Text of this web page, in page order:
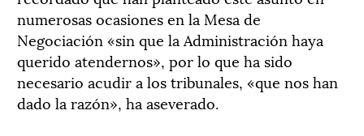
numerosas ocasiones en la Mesa de
Negociación «sin que la Administración haya
querido atendernos», por lo que ha sido
necesario acudir a los tribunales, «que nos han
dado la razón», ha aseverado.